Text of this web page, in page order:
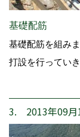
基礎配筋
基礎配筋を組み
打設を行っていき
3. 2013年09月